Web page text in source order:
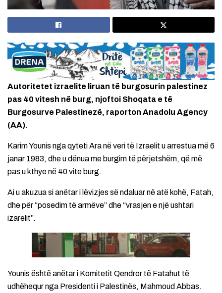
Autoritetet izraelite liruan të burgosurin palestinez
pas 40 vitesh në burg, njoftoi Shoqata e të
Burgosurve Palestinezë, raporton Anadolu Agency
(AA).
Karim Younis nga qyteti Ara në veri të Izraelit u arrestua më 6
janar 1983, dhe u dënua me burgim të përjetshëm, që më
pas u kthye në 40 vite burg.
Ai u akuzua si anëtar i lëvizjes së ndaluar në atë kohë, Fatah,
dhe për “posedim të armëve” dhe “vrasjen e një ushtari
izarelit”.
Younis është anëtar i Komitetit Qendror të Fatahut të
udhëhequr nga Presidenti i Palestinës, Mahmoud Abbas.